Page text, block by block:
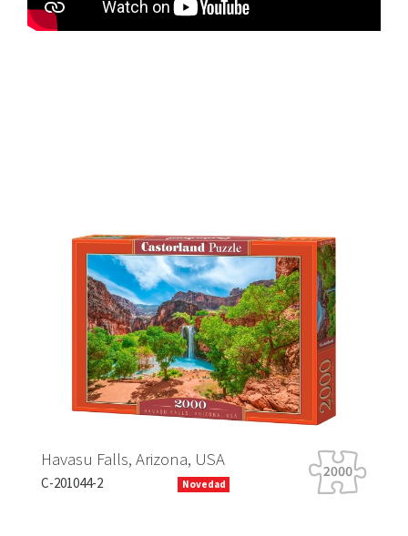
Arizona, USA
Novedad
Tiger Tour
B-066339